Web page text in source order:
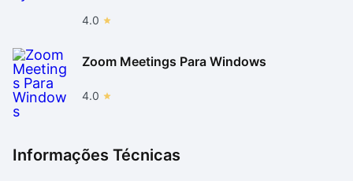
4.0
Zoom Meetings Para Windows
4.0
Informações Técnicas